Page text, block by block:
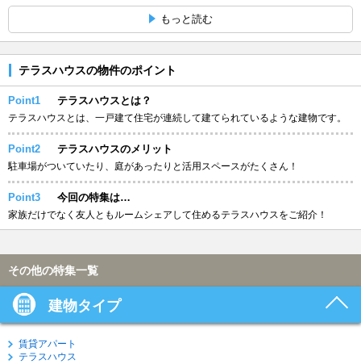
もっと読む
テラスハウスの物件のポイント
Point1 テラスハウスとは？
テラスハウスとは、一戸建て住宅が連続して建てられているような建物です。
Point2 テラスハウスのメリット
駐車場がついていたり、庭があったりと活用スペースがたくさん！
Point3 今回の特集は…
家族だけでなく友人ともルームシェアして住めるテラスハウスをご紹介！
その他の特集一覧
建物タイプ
賃貸アパート
テラスハウス